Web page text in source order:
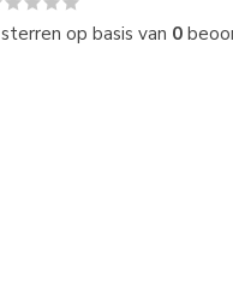
sterren op basis van 0